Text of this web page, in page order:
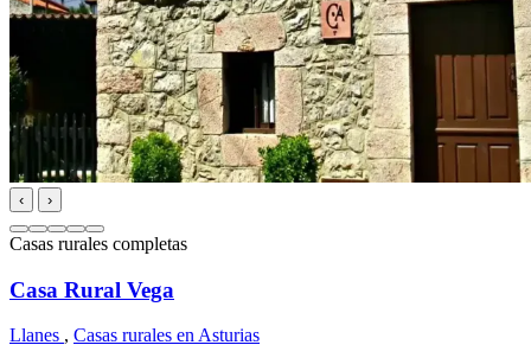
‹ ›
Casas rurales completas
Casa Rural Vega
Llanes , Casas rurales en Asturias